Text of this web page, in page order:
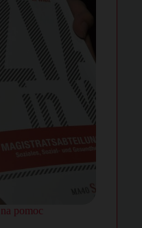
pomoc